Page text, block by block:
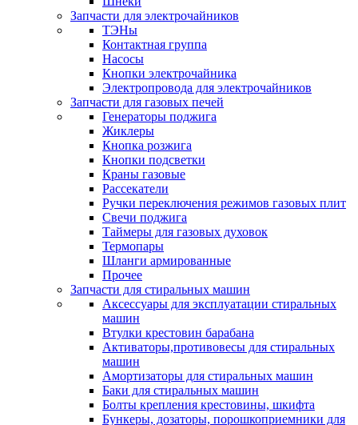
Запчасти для электрочайников
ТЭНы
Контактная группа
Насосы
Кнопки электрочайника
Электропровода для электрочайников
Запчасти для газовых печей
Генераторы поджига
Жиклеры
Кнопка розжига
Кнопки подсветки
Краны газовые
Рассекатели
Ручки переключения режимов газовых плит
Свечи поджига
Таймеры для газовых духовок
Термопары
Шланги армированные
Прочее
Запчасти для стиральных машин
Аксессуары для эксплуатации стиральных
машин
Втулки крестовин барабана
Активаторы,противовесы для стиральных
машин
Амортизаторы для стиральных машин
Баки для стиральных машин
Болты крепления крестовины, шкифта
Бункеры, дозаторы, порошкоприемники для